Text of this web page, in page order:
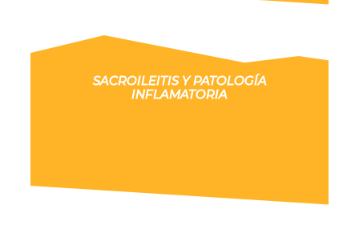
SACROILEITIS Y PATOLOGÍA
INFLAMATORIA